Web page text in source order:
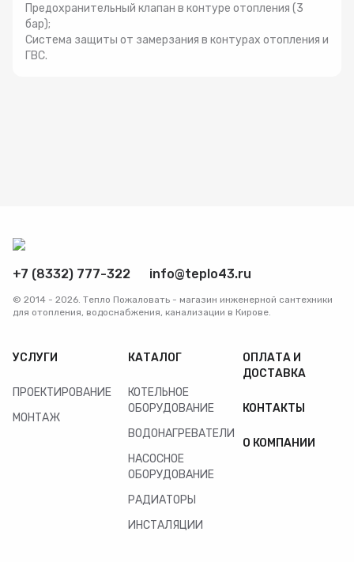
Предохранительный клапан в контуре отопления (3
бар);
Система защиты от замерзания в контурах отопления и
ГВС.
+7 (8332) 777-322 info@teplo43.ru
© 2014 - 2026. Тепло Пожаловать - магазин инженерной сантехники
для отопления, водоснабжения, канализации в Кирове.
УСЛУГИ
ПРОЕКТИРОВАНИЕ
МОНТАЖ
КАТАЛОГ
КОТЕЛЬНОЕ
ОБОРУДОВАНИЕ
ВОДОНАГРЕВАТЕЛИ
НАСОСНОЕ
ОБОРУДОВАНИЕ
РАДИАТОРЫ
ИНСТАЛЯЦИИ
ОПЛАТА И
ДОСТАВКА
КОНТАКТЫ
О КОМПАНИИ